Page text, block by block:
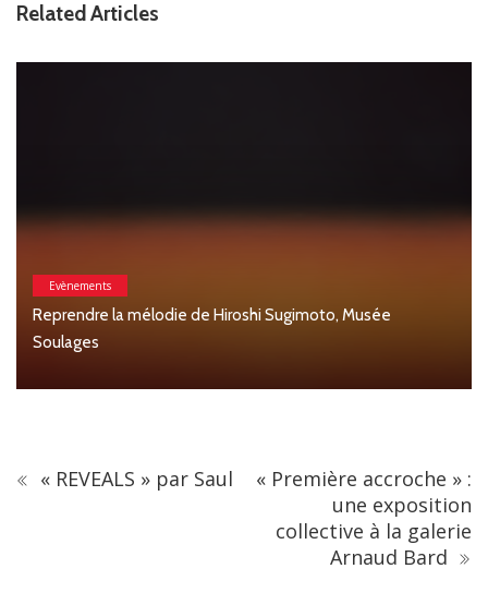
Related Articles
Evènements
Reprendre la mélodie de Hiroshi Sugimoto, Musée
Soulages
« REVEALS » par Saul
« Première accroche » :
une exposition
collective à la galerie
Arnaud Bard